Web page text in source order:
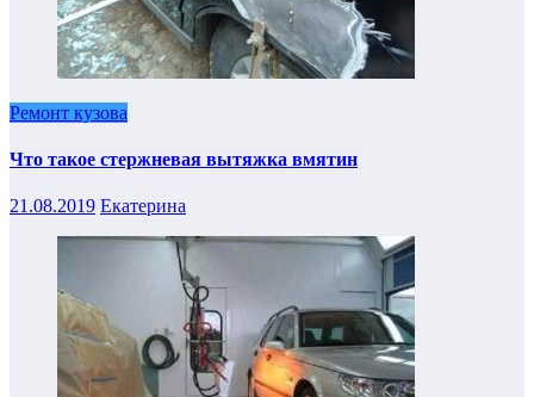
Ремонт кузова
Что такое стержневая вытяжка вмятин
21.08.2019 Екатерина